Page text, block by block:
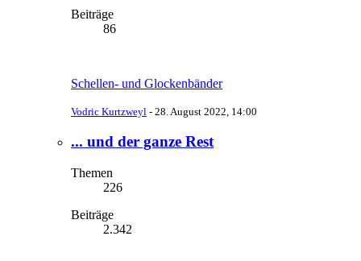
Beiträge
86
Schellen- und Glockenbänder
Vodric Kurtzweyl - 28. August 2022, 14:00
... und der ganze Rest
Themen
226
Beiträge
2.342